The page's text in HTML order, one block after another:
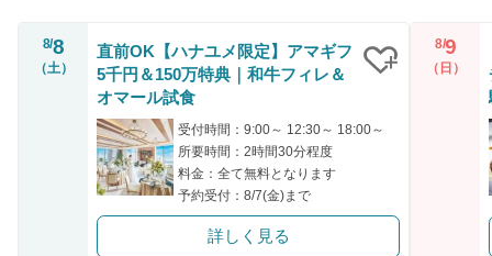
8/8
（土）
直前OK【ハナユメ限定】アマギフ
5千円＆150万特典｜和牛フィレ＆
オマール試食
受付時間：9:00～ 12:30～ 18:00～
所要時間：2時間30分程度
料金：全て無料となります
予約受付：8/7(金)まで
詳しく見る
8/9
（日）